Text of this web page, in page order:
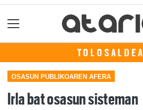
TOLOSALDEA
OSASUN PUBLIKOAREN AFERA
Irla bat osasun sisteman